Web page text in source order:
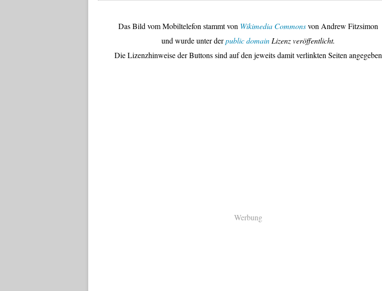
Das Bild vom Mobiltelefon stammt von Wikimedia Commonsvon Andrew Fitzsimon
und wurde unter derpublic domain Lizenz veröffentlicht.
Die Lizenzhinweise der Buttons sind auf den jeweits damit verlinkten Seiten angegeben
Werbung